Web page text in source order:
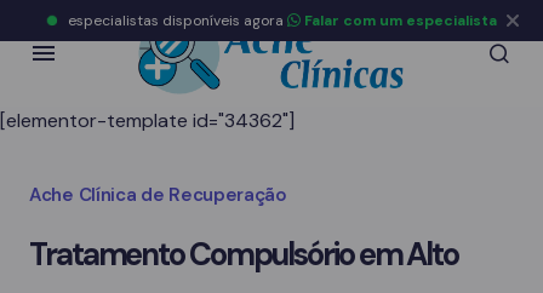
[elementor-template id="34362"]
Ache Clínica de Recuperação
Tratamento Compulsório em Alto
especialistas disponíveis agora Falar com um especialista